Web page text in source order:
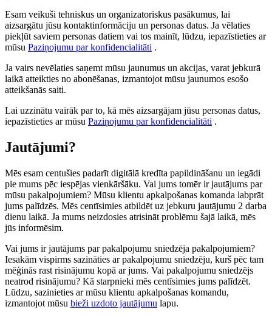
Esam veikuši tehniskus un organizatoriskus pasākumus, lai
aizsargātu jūsu kontaktinformāciju un personas datus. Ja vēlaties
piekļūt saviem personas datiem vai tos mainīt, lūdzu, iepazīstieties ar
mūsu Paziņojumu par konfidencialitāti .
Ja vairs nevēlaties saņemt mūsu jaunumus un akcijas, varat jebkurā
laikā atteikties no abonēšanas, izmantojot mūsu jaunumos esošo
atteikšanās saiti.
Lai uzzinātu vairāk par to, kā mēs aizsargājam jūsu personas datus,
iepazīstieties ar mūsu Paziņojumu par konfidencialitāti .
Jautājumi?
Mēs esam centušies padarīt digitālā kredīta papildināšanu un iegādi
pie mums pēc iespējas vienkāršāku. Vai jums tomēr ir jautājums par
mūsu pakalpojumiem? Mūsu klientu apkalpošanas komanda labprāt
jums palīdzēs. Mēs centīsimies atbildēt uz jebkuru jautājumu 2 darba
dienu laikā. Ja mums neizdosies atrisināt problēmu šajā laikā, mēs
jūs informēsim.
Vai jums ir jautājums par pakalpojumu sniedzēja pakalpojumiem?
Iesakām vispirms sazināties ar pakalpojumu sniedzēju, kurš pēc tam
mēģinās rast risinājumu kopā ar jums. Vai pakalpojumu sniedzējs
neatrod risinājumu? Kā starpnieki mēs centīsimies jums palīdzēt.
Lūdzu, sazinieties ar mūsu klientu apkalpošanas komandu,
izmantojot mūsu bieži uzdoto jautājumu lapu.